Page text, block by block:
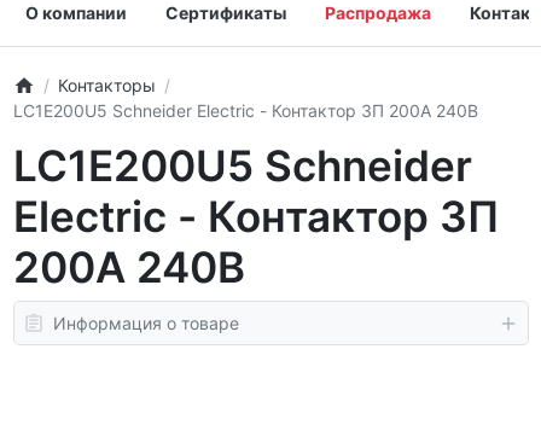
О компании Сертификаты Распродажа
Контакторы
LC1E200U5 Schneider Electric - Контактор 3П 200A 240В
LC1E200U5 Schneider
Electric - Контактор 3П
200A 240В
Информация о товаре